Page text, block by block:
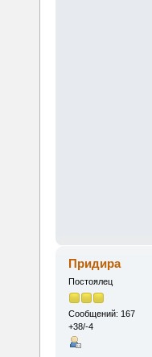
Придира
Постоялец
Сообщений: 167
+38/-4